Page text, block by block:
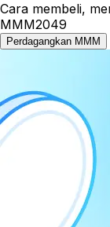
Cara membeli,
MMM2049
Perdagangkan MMM